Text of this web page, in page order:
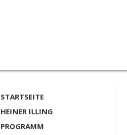
STARTSEITE
HEINER ILLING
PROGRAMM